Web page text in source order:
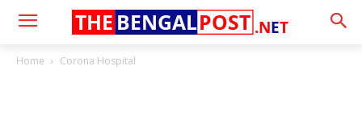
.NET
THE BENGALPOST
Home Corona Hospital